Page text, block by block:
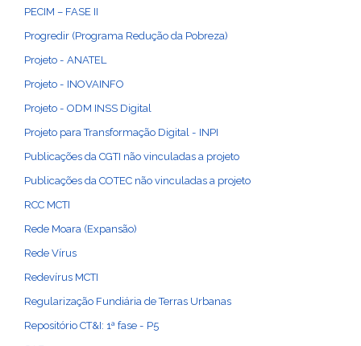
PECIM – FASE II
Progredir (Programa Redução da Pobreza)
Projeto - ANATEL
Projeto - INOVAINFO
Projeto - ODM INSS Digital
Projeto para Transformação Digital - INPI
Publicações da CGTI não vinculadas a projeto
Publicações da COTEC não vinculadas a projeto
RCC MCTI
Rede Moara (Expansão)
Rede Vírus
Redevírus MCTI
Regularização Fundiária de Terras Urbanas
Repositório CT&I: 1ª fase - P5